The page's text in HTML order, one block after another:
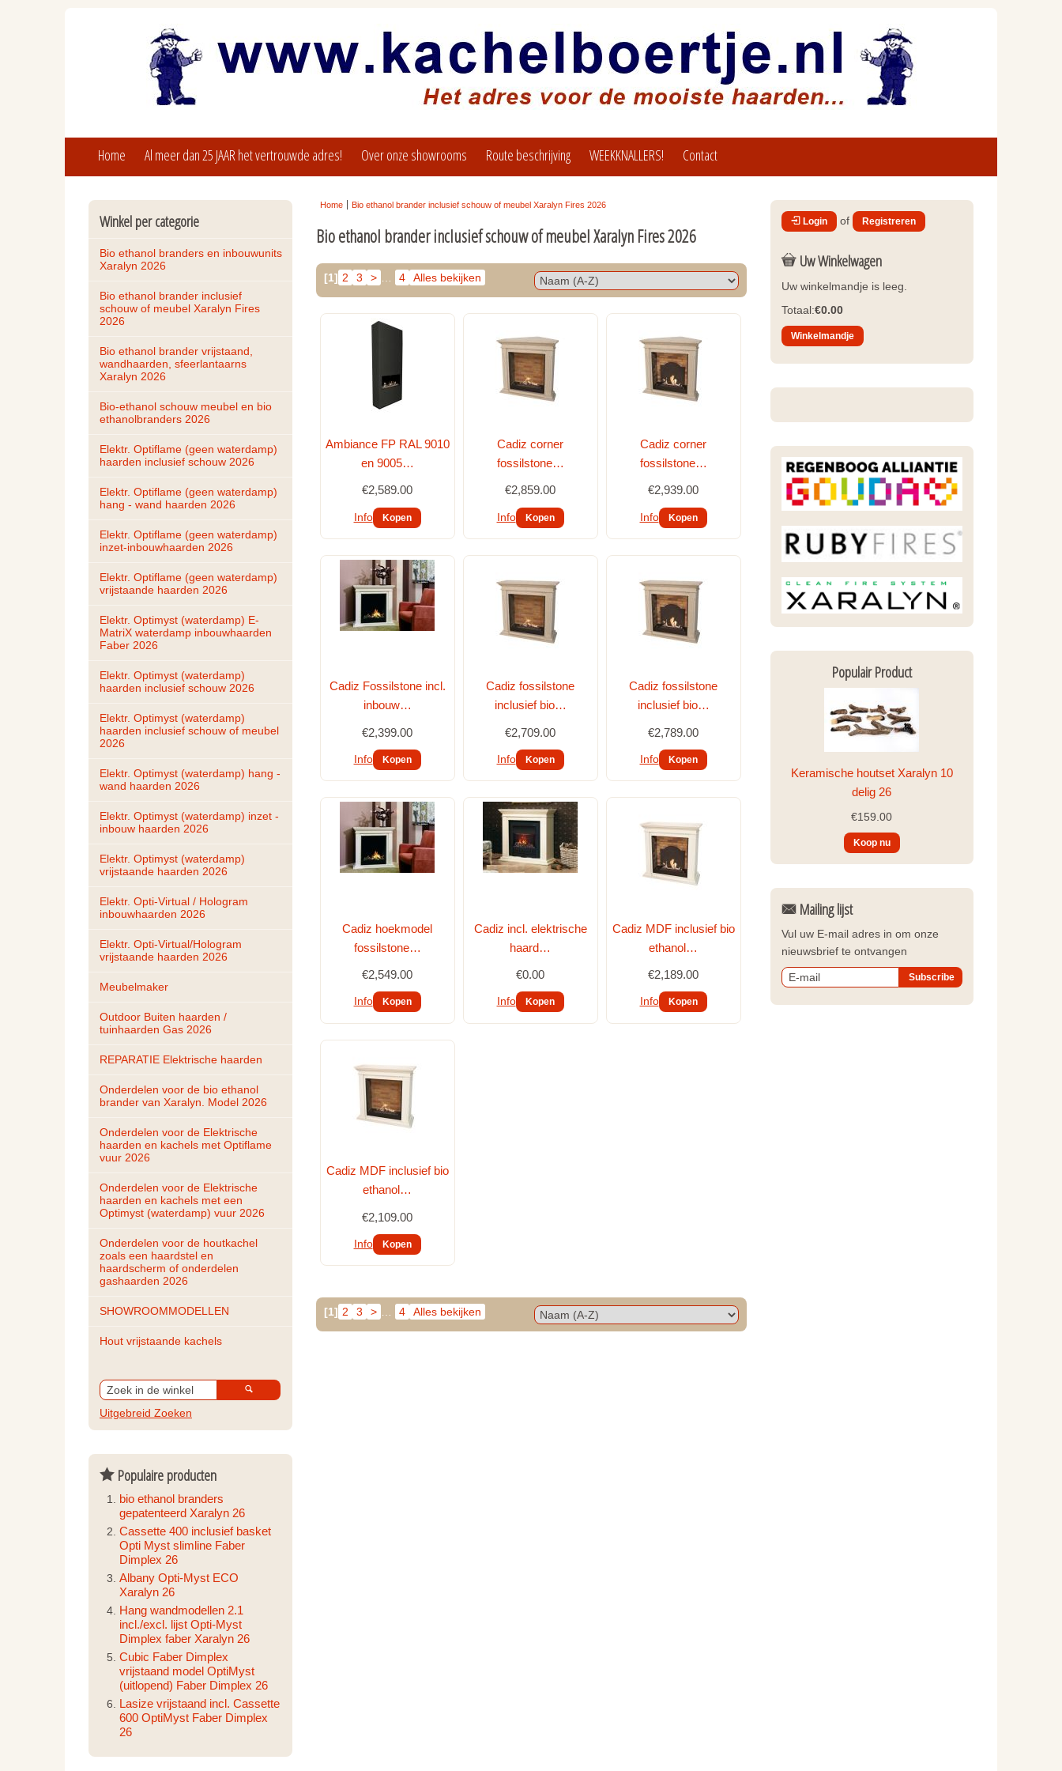
Home Al meer dan 25 JAAR het vertrouwde adres! Over onze showrooms Route beschrijving WEEKKNALLERS! Contact
Winkel per categorie
Bio ethanol branders en inbouwunits
Xaralyn 2026
Bio ethanol brander inclusief
schouw of meubel Xaralyn Fires
2026
Bio ethanol brander vrijstaand,
wandhaarden, sfeerlantaarns
Xaralyn 2026
Bio-ethanol schouw meubel en bio
ethanolbranders 2026
Elektr. Optiflame (geen waterdamp)
haarden inclusief schouw 2026
Elektr. Optiflame (geen waterdamp)
hang - wand haarden 2026
Elektr. Optiflame (geen waterdamp)
inzet-inbouwhaarden 2026
Elektr. Optiflame (geen waterdamp)
vrijstaande haarden 2026
Elektr. Optimyst (waterdamp) E-
MatriX waterdamp inbouwhaarden
Faber 2026
Elektr. Optimyst (waterdamp)
haarden inclusief schouw 2026
Elektr. Optimyst (waterdamp)
haarden inclusief schouw of meubel
2026
Elektr. Optimyst (waterdamp) hang -
wand haarden 2026
Elektr. Optimyst (waterdamp) inzet -
inbouw haarden 2026
Elektr. Optimyst (waterdamp)
vrijstaande haarden 2026
Elektr. Opti-Virtual / Hologram
inbouwhaarden 2026
Elektr. Opti-Virtual/Hologram
vrijstaande haarden 2026
Meubelmaker
Outdoor Buiten haarden /
tuinhaarden Gas 2026
REPARATIE Elektrische haarden
Onderdelen voor de bio ethanol
brander van Xaralyn. Model 2026
Onderdelen voor de Elektrische
haarden en kachels met Optiflame
vuur 2026
Onderdelen voor de Elektrische
haarden en kachels met een
Optimyst (waterdamp) vuur 2026
Onderdelen voor de houtkachel
zoals een haardstel en
haardscherm of onderdelen
gashaarden 2026
SHOWROOMMODELLEN
Hout vrijstaande kachels
Uitgebreid Zoeken
Populaire producten
bio ethanol branders
gepatenteerd Xaralyn 26
Cassette 400 inclusief basket
Opti Myst slimline Faber
Dimplex 26
Albany Opti-Myst ECO
Xaralyn 26
Hang wandmodellen 2.1
incl./excl. lijst Opti-Myst
Dimplex faber Xaralyn 26
Cubic Faber Dimplex
vrijstaand model OptiMyst
(uitlopend) Faber Dimplex 26
Lasize vrijstaand incl. Cassette
600 OptiMyst Faber Dimplex
26
Home Bio ethanol brander inclusief schouw of meubel Xaralyn Fires 2026
Bio ethanol brander inclusief schouw of meubel Xaralyn Fires 2026
[1] 2 3 > 4 Alles bekijken
Ambiance FP RAL 9010
en 9005…
€2,589.00
Info
Cadiz corner
fossilstone…
€2,859.00
Info
Cadiz corner
fossilstone…
€2,939.00
Info
Cadiz Fossilstone incl.
inbouw…
€2,399.00
Info
Cadiz fossilstone
inclusief bio…
€2,709.00
Info
Cadiz fossilstone
inclusief bio…
€2,789.00
Info
Cadiz hoekmodel
fossilstone…
€2,549.00
Info
Cadiz incl. elektrische
haard…
€0.00
Info
Cadiz MDF inclusief bio
ethanol…
€2,189.00
Info
Cadiz MDF inclusief bio
ethanol…
€2,109.00
Info
[1] 2 3 > … 4 Alles bekijken
Login of Registreren
Uw Winkelwagen
Uw winkelmandje is leeg.
Totaal:€0.00
Winkelmandje
Populair Product
Keramische houtset Xaralyn 10
delig 26
€159.00
Mailing lijst
Vul uw E-mail adres in om onze
nieuwsbrief te ontvangen